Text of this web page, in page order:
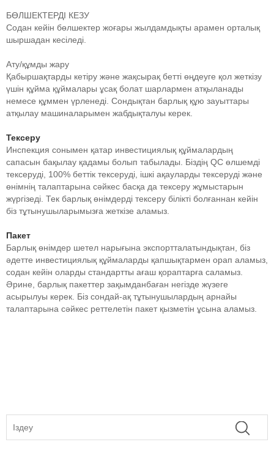
БӨЛШЕКТЕРДІ КЕЗУ
Содан кейін бөлшектер жоғары жылдамдықты арамен орталық
шыршадан кесіледі.
Ату/құмды жару
Қабыршақтарды кетіру және жақсырақ бетті өңдеуге қол жеткізу
үшін құйма құймалары ұсақ болат шарлармен атқыланады
немесе құммен үрленеді. Сондықтан барлық құю зауыттары
атқылау машиналарымен жабдықталуы керек.
Тексеру
Инспекция сонымен қатар инвестициялық құймалардың
сапасын бақылау қадамы болып табылады. Біздің QC өлшемді
тексеруді, 100% беттік тексеруді, ішкі ақауларды тексеруді және
өнімнің талаптарына сәйкес басқа да тексеру жұмыстарын
жүргізеді. Тек барлық өнімдерді тексеру білікті болғаннан кейін
біз тұтынушыларымызға жеткізе аламыз.
Пакет
Барлық өнімдер шетел нарығына экспортталатындықтан, біз
әдетте инвестициялық құймаларды қапшықтармен орап аламыз,
содан кейін оларды стандартты ағаш қораптарға саламыз.
Әрине, барлық пакеттер зақымданбаған негізде жүзеге
асырылуы керек. Біз сондай-ақ тұтынушылардың арнайы
талаптарына сәйкес реттелетін пакет қызметін ұсына аламыз.